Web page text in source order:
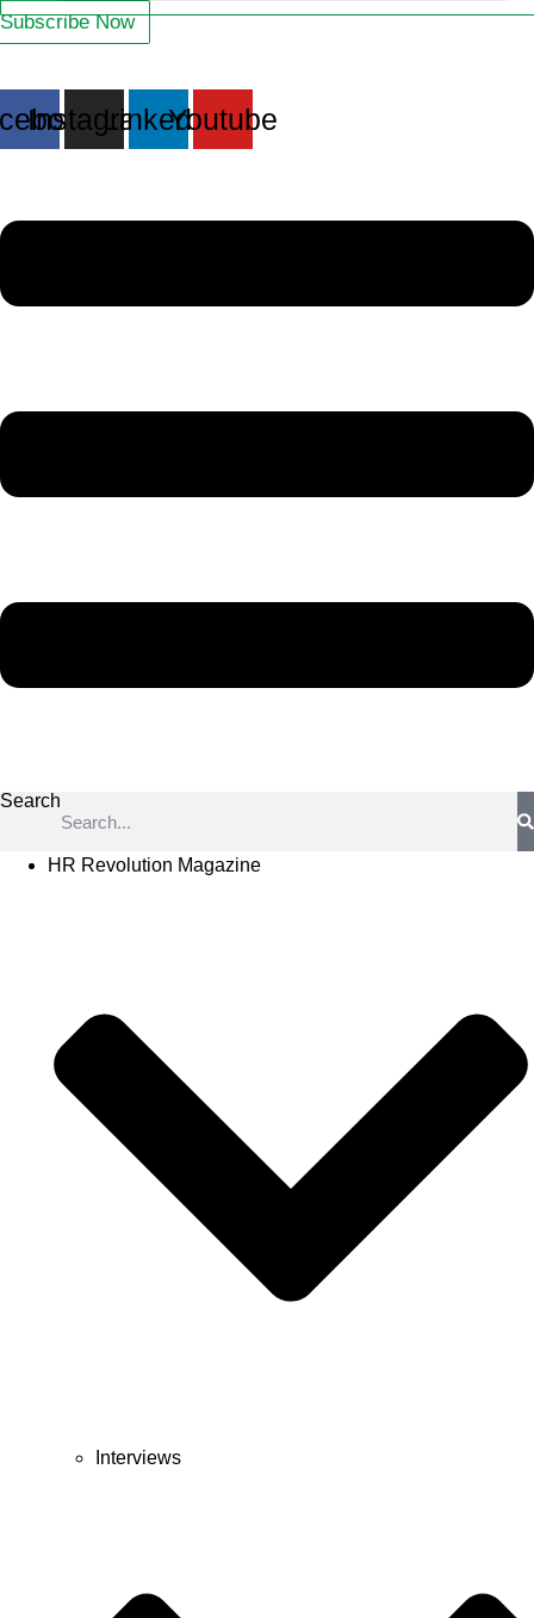
Subscribe Now
InstagramLinkedinYoutube
Search
HR Revolution Magazine
Interviews